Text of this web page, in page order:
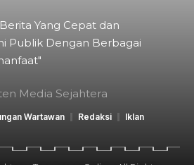
Yang Cepat dan
Publik Dengan Berbagai
Media Sejahtera
Wartawan Redaksi Iklan